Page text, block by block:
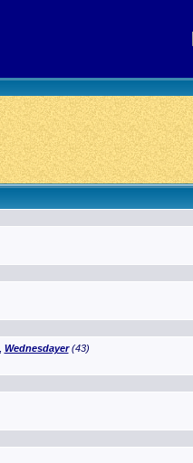
, Wednesdayer(43)